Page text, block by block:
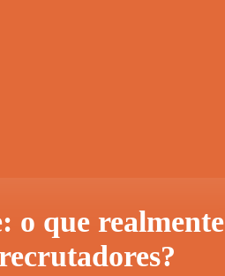
o que realmente